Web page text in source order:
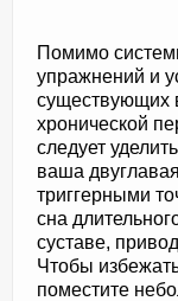
Помимо
упражнений и
существующих
хронической
следует
ваша
триггерными
сна
суставе,
Чтобы избежать
поместите